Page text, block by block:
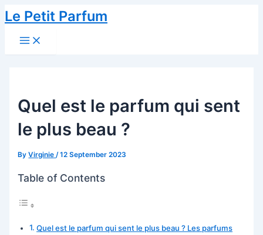
Skip
to
content
Le Petit Parfum
Main
Menu
Quel est le parfum qui sent
le plus beau ?
ByVirginie/12 September 2023
Table of Contents
Quel est le parfum qui sent le plus beau ? Les parfums